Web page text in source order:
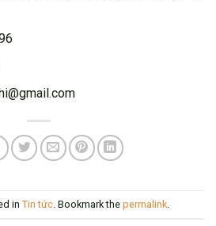
in Tin tức. Bookmark the permalink.